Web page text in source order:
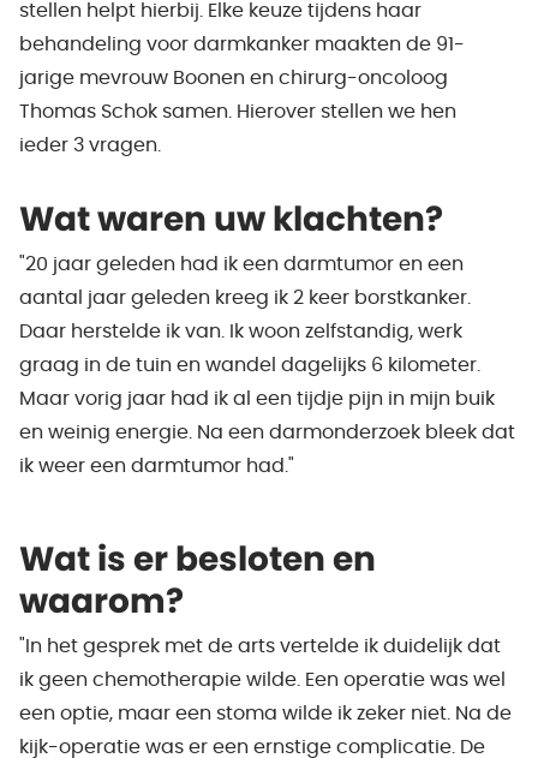
stellen helpt hierbij. Elke keuze tijdens haar
behandeling voor darmkanker maakten de 91-
jarige mevrouw Boonen en chirurg-oncoloog
Thomas Schok samen. Hierover stellen we hen
ieder 3 vragen.
Wat waren uw klachten?
"20 jaar geleden had ik een darmtumor en een
aantal jaar geleden kreeg ik 2 keer borstkanker.
Daar herstelde ik van. Ik woon zelfstandig, werk
graag in de tuin en wandel dagelijks 6 kilometer.
Maar vorig jaar had ik al een tijdje pijn in mijn buik
en weinig energie. Na een darmonderzoek bleek dat
ik weer een darmtumor had."
Wat is er besloten en
waarom?
"In het gesprek met de arts vertelde ik duidelijk dat
ik geen chemotherapie wilde. Een operatie was wel
een optie, maar een stoma wilde ik zeker niet. Na de
kijk-operatie was er een ernstige complicatie. De